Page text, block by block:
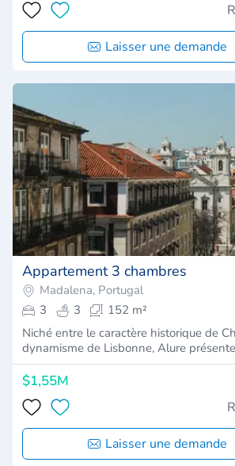
Laisser une demande
Appartement 3 chambres
Madalena, Portugal
3
3
152 m²
Niché entre le caractère historique de
dynamisme de Lisbonne, Alure
$1,55M
Laisser une demande